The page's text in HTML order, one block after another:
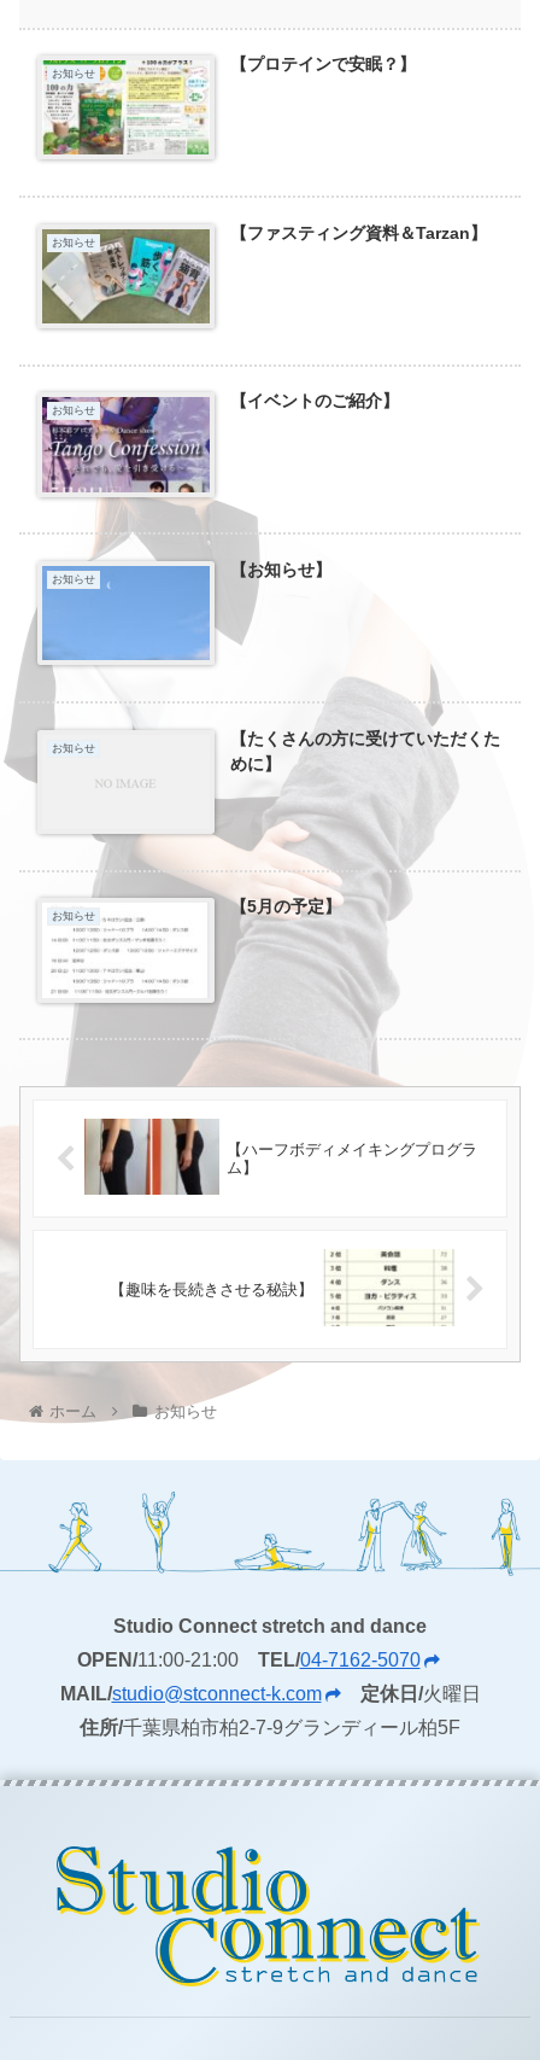
お知らせ 【プロテインで安眠？】
お知らせ 【ファスティング資料＆Tarzan】
お知らせ 【イベントのご紹介】
お知らせ 【お知らせ】
お知らせ
【たくさんの方に受けていただくた
めに】
お知らせ 【5月の予定】
【ハーフボディメイキングプログラ
ム】
【趣味を長続きさせる秘訣】
ホーム お知らせ
Studio Connect stretch and dance
OPEN/11:00-21:00 TEL/04-7162-5070
MAIL/studio@stconnect-k.com 定休日/火曜日
住所/千葉県柏市柏2-7-9グランディール柏5F